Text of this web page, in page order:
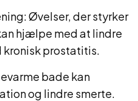
Øvelser, der styrker
hjælpe med at lindre
kronisk prostatitis.
bade kan
og lindre smerte.